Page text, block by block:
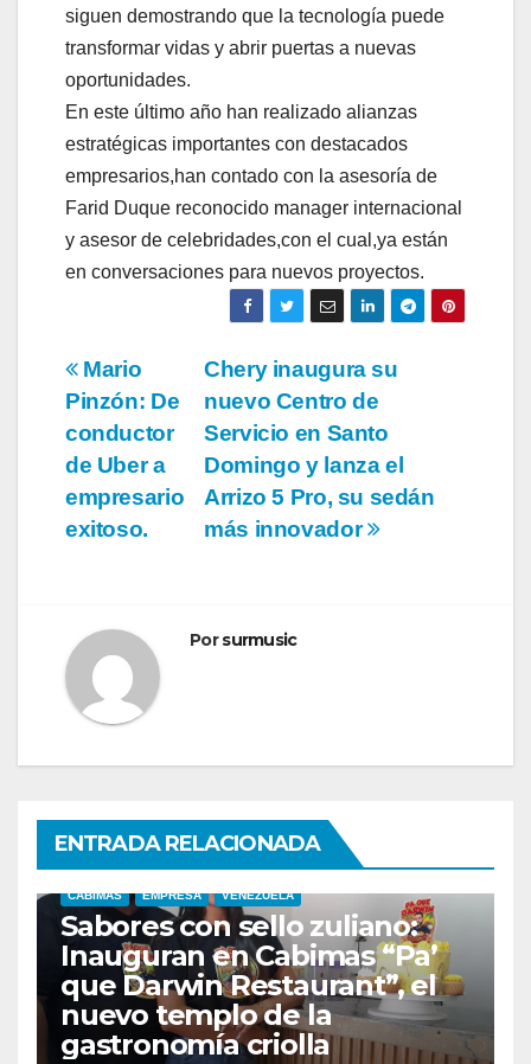
siguen demostrando que la tecnología puede
transformar vidas y abrir puertas a nuevas
oportunidades.
En este último año han realizado alianzas
estratégicas importantes con destacados
empresarios,han contado con la asesoría de
Farid Duque reconocido manager internacional
y asesor de celebridades,con el cual,ya están
en conversaciones para nuevos proyectos.
Navegación
de
entradas
Chery inaugura su
nuevo Centro de
Servicio en Santo
Domingo y lanza el
Arrizo 5 Pro, su sedán
más innovador
Mario
Pinzón: De
conductor
de Uber a
empresario
exitoso.
Porsurmusic
ENTRADA RELACIONADA
CABIMAS EMPRESA VENEZUELA
Sabores con sello zuliano:
Inauguran en Cabimas “Pa’
que Darwin Restaurant”, el
nuevo templo de la
gastronomía criolla